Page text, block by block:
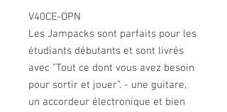
V40CE-OPN
Les Jampacks sont parfaits pour les
étudiants débutants et sont livrés
avec "Tout ce dont vous avez besoin
pour sortir et jouer". - une guitare,
un accordeur électronique et bien